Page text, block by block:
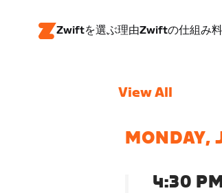
Zwiftを選ぶ理由Zwiftの仕組み
View All
MONDAY,
4:30